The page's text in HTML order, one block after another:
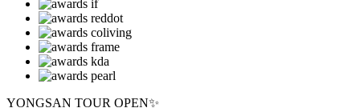
YONGSAN TOUR OPEN✨